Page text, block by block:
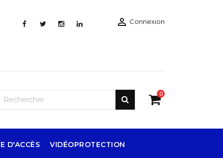
 Connexion
0
D'ACCÈS VIDÉOPROTECTION